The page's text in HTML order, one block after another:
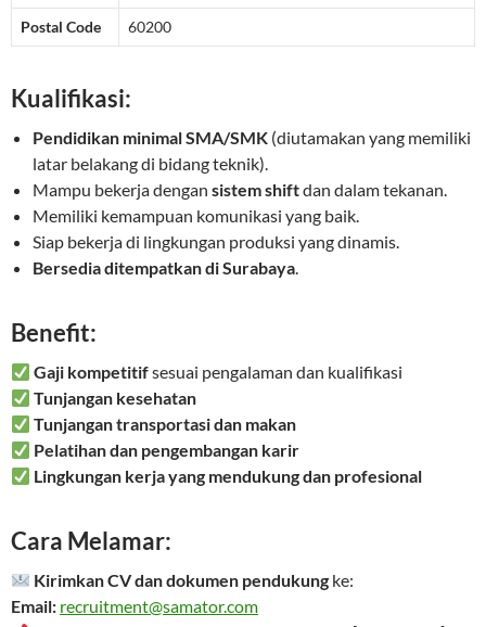
Postal Code 60200
Kualifikasi:
Pendidikan minimal SMA/SMK (diutamakan yang memiliki
latar belakang di bidang teknik).
Mampu bekerja dengan sistem shiftdan dalam tekanan.
Memiliki kemampuan komunikasi yang baik.
Siap bekerja di lingkungan produksi yang dinamis.
Bersedia ditempatkan di Surabaya.
Benefit:
Gaji kompetitifsesuai pengalaman dan kualifikasi
Tunjangan kesehatan
Tunjangan transportasi dan makan
Pelatihan dan pengembangan karir
Lingkungan kerja yang mendukung dan profesional
Cara Melamar:
Kirimkan CV dan dokumen pendukung ke:
Email: recruitment@samator.com